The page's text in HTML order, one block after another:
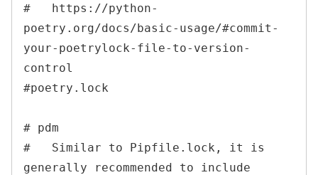
#   https://python-
poetry.org/docs/basic-usage/#commit-
your-poetrylock-file-to-version-
control
#poetry.lock
# pdm
#   Similar to Pipfile.lock, it is
generally recommended to include